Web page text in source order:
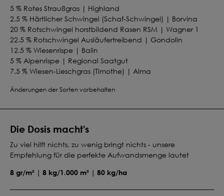
5 % Rotes Straußgras | Highland
2.5 % Härtlicher Schwingel (Schaf-Schwingel) | Borvina
20 % Rotschwingel horstbildend Rasen RSM | Wagner 1
22.5 % Rotschwingel Ausläufertreibend | Gondolin
12.5 % Wiesenrispe | Balin
5 % Alpenrispe | Regional Saatgut
7.5 % Wiesen-Lieschgras (Timothe) | Alma
früh | Belida
Änderungen der Sorten vorbehalten
Die Dosis macht's
Zu viel hilft nichts, zu wenig bringt nichts - unsere
Empfehlung für die perfekte Aufwandsmenge lautet
8 gr/m² | 8 kg/1.000 m² | 80 kg/ha